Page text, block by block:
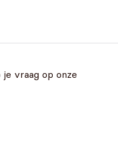
vraag op onze